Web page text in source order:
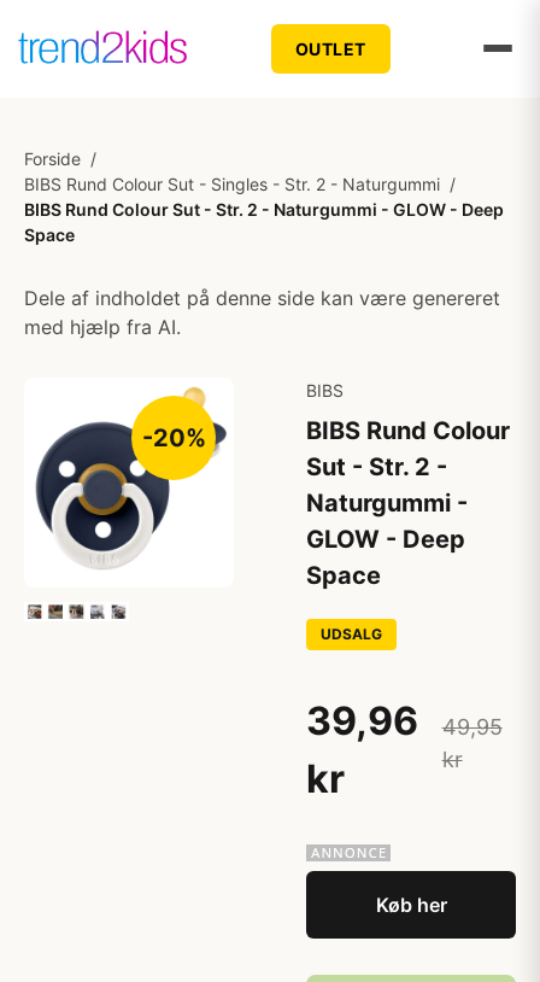
OUTLET
Forside /
BIBS Rund Colour Sut - Singles - Str. 2 - Naturgummi /
BIBS Rund Colour Sut - Str. 2 - Naturgummi - GLOW - Deep
Space
Dele af indholdet på denne side kan være genereret
med hjælp fra AI.
-20%
BIBS
BIBS Rund Colour
Sut - Str. 2 -
Naturgummi -
GLOW - Deep
Space
UDSALG
39,96
kr
49,95
kr
Køb her